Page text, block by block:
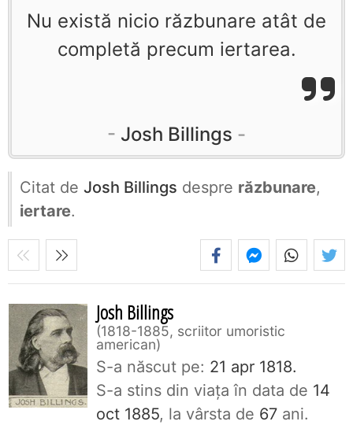
Nu există nicio răzbunare atât de
completă precum iertarea.
Josh Billings
Citat de Josh Billings despre răzbunare,
iertare.
Josh Billings
1818-1885, scriitor umoristic
american
S-a născut pe: 21 apr 1818.
S-a stins din viaţa în data de 14
oct 1885, la vârsta de 67 ani.